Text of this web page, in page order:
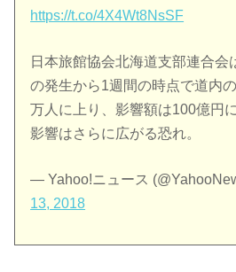
https://t.co/4X4Wt8NsSF
日本旅館協会北海道支部連合会
の発生から1週間の時点で道内
万人に上り、影響額は100億円
影響はさらに広がる恐れ。
— Yahoo!ニュース
13, 2018